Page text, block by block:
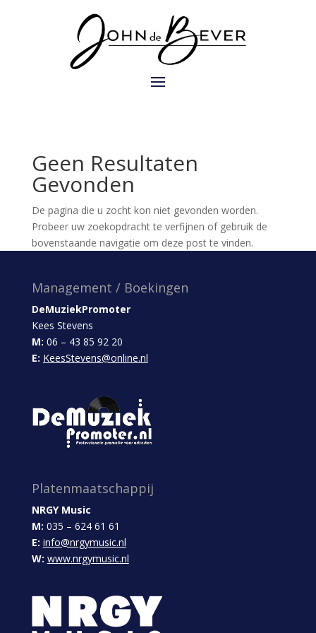
Geen Resultaten
Gevonden
De pagina die u zocht kon niet gevonden worden.
Probeer uw zoekopdracht te verfijnen of gebruik de
bovenstaande navigatie om deze post te vinden.
Management / Boekingen
DeMuziekPromoter
Kees Stevens
M: 06 – 43 85 92 20
E: KeesStevens@online.nl
Platenmaatschappij
NRGY Music
M: 035 – 624 61 61
E: info@nrgymusic.nl
W: www.nrgymusic.nl